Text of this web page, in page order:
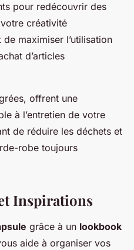
pour redécouvrir des
créativité
maximiser l’utilisation
d’articles
offrent une
à l’entretien de votre
de réduire les déchets et
robe toujours
Inspirations
grâce à un lookbook
aide à organiser vos